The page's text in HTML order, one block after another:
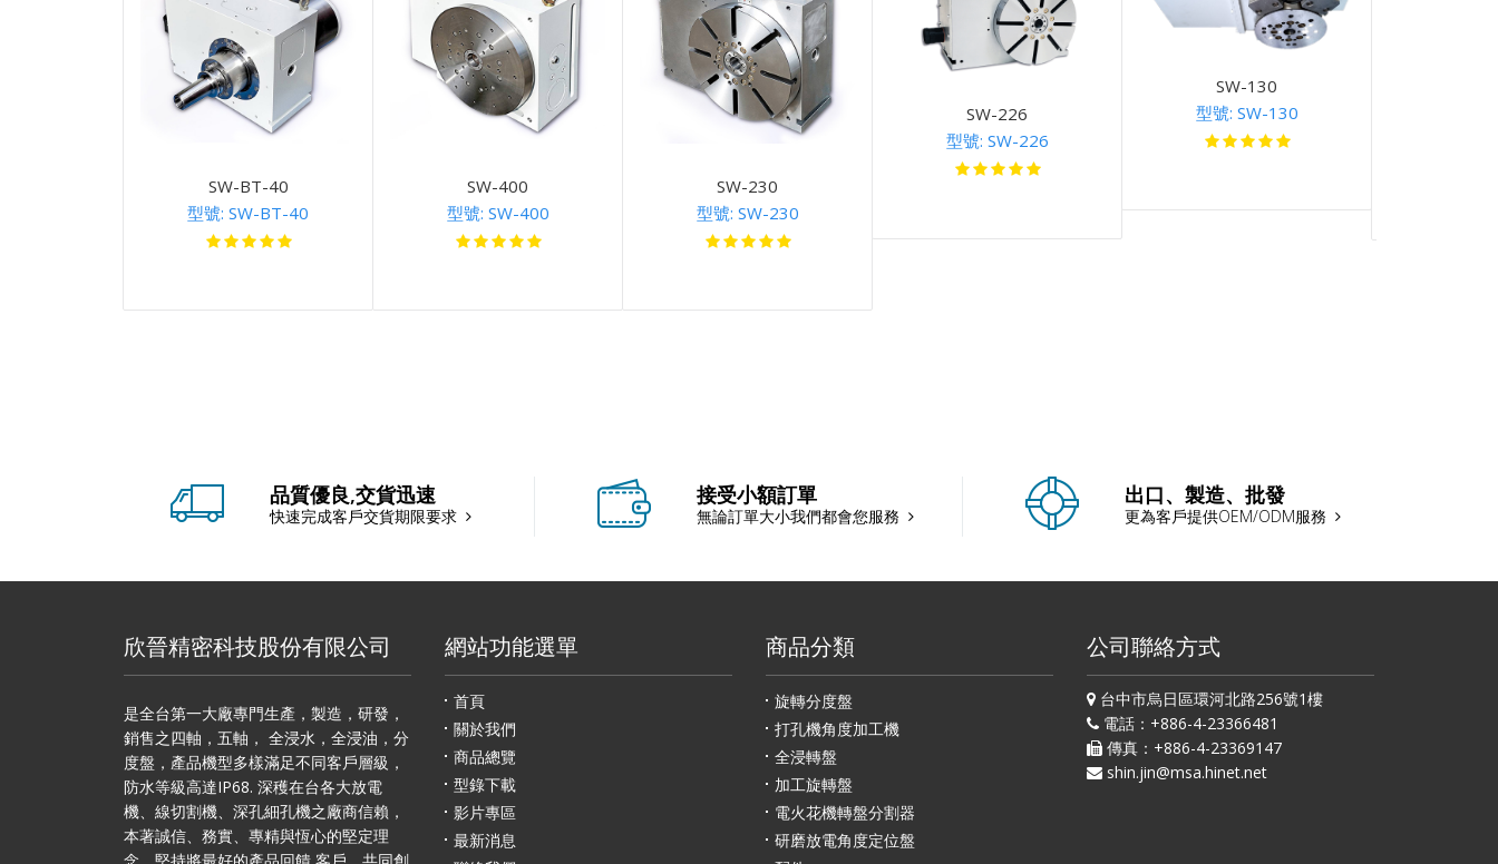
SW-BT-40
型號: SW-BT-40
SW-400
型號: SW-400
SW-230
型號: SW-230
SW-226
型號: SW-226
SW-130
型號: SW-130
品質優良,交貨迅速
快速完成客戶交貨期限要求
接受小額訂單
無論訂單大小我們都會您服務
出口、製造、批發
更為客戶提供OEM/ODM服務
欣晉精密科技股份有限公司
是全台第一大廠專門生產，製造，研發，
銷售之四軸，五軸， 全浸水，全浸油，分
度盤，產品機型多樣滿足不同客戶層級，
防水等級高達IP68. 深穫在台各大放電
機、線切割機、深孔細孔機之廠商信賴，
本著誠信、務實、專精與恆心的堅定理
網站功能選單
首頁
關於我們
商品總覽
型錄下載
影片專區
最新消息
商品分類
旋轉分度盤
打孔機角度加工機
全浸轉盤
加工旋轉盤
電火花機轉盤分割器
研磨放電角度定位盤
公司聯絡方式
台中市烏日區環河北路256號1樓
電話：+886-4-23366481
傳真：+886-4-23369147
shin.jin@msa.hinet.net